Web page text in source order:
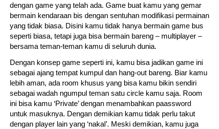
dengan game yang telah ada. Game buat kamu yang gemar
bermain kendaraan bis dengan sentuhan modifikasi permainan
yang tidak biasa. Disini kamu tidak hanya bermain game bus
seperti biasa, tetapi juga bisa bermain bareng – multiplayer –
bersama teman-teman kamu di seluruh dunia.
Dengan konsep game seperti ini, kamu bisa jadikan game ini
sebagai ajang tempat kumpul dan hang-out bareng. Biar kamu
lebih aman, ada room khusus yang bisa kamu bikin sendiri
sebagai wadah ngumpul teman satu circle kamu saja. Room
ini bisa kamu ‘Private’ dengan menambahkan paassword
untuk masuknya. Dengan demikian kamu tidak perlu takut
dengan player lain yang ‘nakal’. Meski demikian, kamu juga